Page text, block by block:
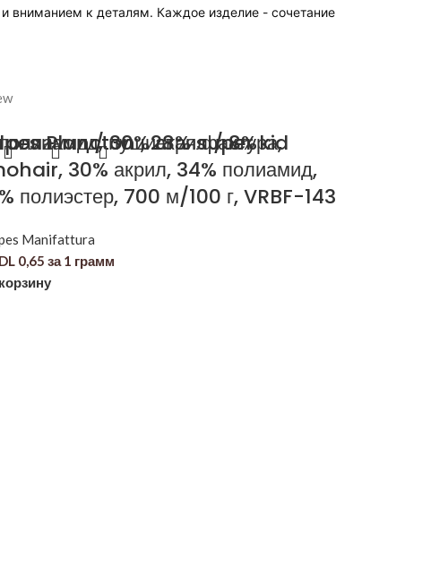
вниманием к деталям. Каждое изделие - сочетание
пушистая фактура,
/ 30% акрил / 8%
Plancton , 28% super kid
30% акрил, 34% полиамид,
полиэстер, 700 м/100 г, VRBF-143
Manifattura
0,65 за 1 грамм